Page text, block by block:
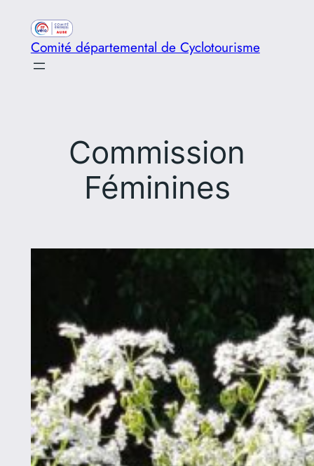
contenuComité départemental de Cyclotourisme
Commission
Féminines